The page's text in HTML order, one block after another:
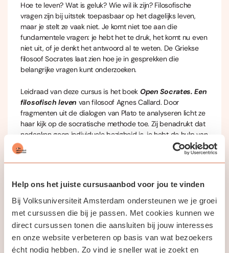
Help ons het juiste cursusaanbod voor jou te vinden
Bij Volksuniversiteit Amsterdam ondersteunen we je groei
met cursussen die bij je passen. Met cookies kunnen we
direct cursussen tonen die aansluiten bij jouw interesses
en onze website verbeteren op basis van wat bezoekers
écht nodig hebben. Zo vind je sneller wat je zoekt en
Hoe te leven? Wat is geluk? Wie wil ik zijn? Filosofische
vragen zijn bij uitstek toepasbaar op het dagelijks leven,
maar je stelt ze vaak niet. Je komt niet toe aan die
fundamentele vragen: je hebt het te druk, het komt nu even
niet uit, of je denkt het antwoord al te weten. De Griekse
filosoof Socrates laat zien hoe je in gesprekken die
belangrijke vragen kunt onderzoeken.
Leidraad van deze cursus is het boek Open Socrates. Een
filosofisch leven van filosoof Agnes Callard. Door
fragmenten uit de dialogen van Plato te analyseren licht ze
haar kijk op de socratische methode toe. Zij benadrukt dat
nadenken geen individuele bezigheid is, je hebt de hulp van
anderen nodig.
samen filosofische fragmenten die ons aan het denken
zetten en gaan daarover in gesprek. Elke bijeenkomst gaan
we aan de slag met een socratische techniek die je de
kans biedt de methode toe te passen op een eigen